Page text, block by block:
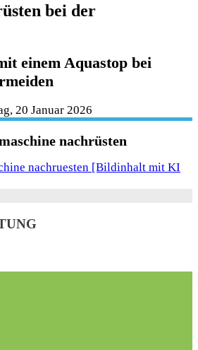
bei der
einem Aquastop bei
20 Januar 2026
nachrüsten